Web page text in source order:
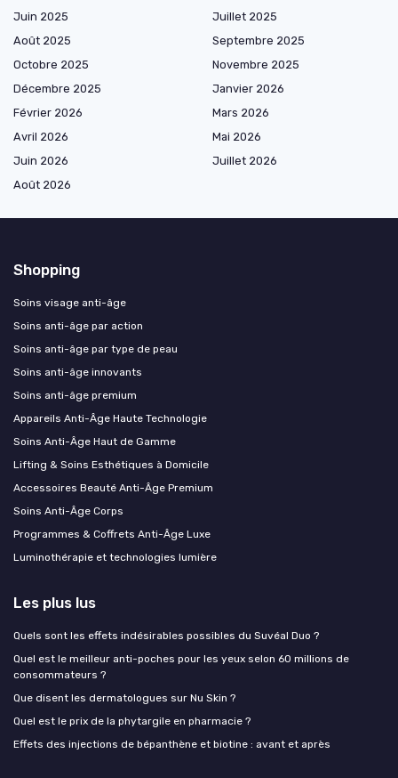
Juin 2025
Juillet 2025
Août 2025
Septembre 2025
Octobre 2025
Novembre 2025
Décembre 2025
Janvier 2026
Février 2026
Mars 2026
Avril 2026
Mai 2026
Juin 2026
Juillet 2026
Août 2026
Shopping
Soins visage anti-âge
Soins anti-âge par action
Soins anti-âge par type de peau
Soins anti-âge innovants
Soins anti-âge premium
Appareils Anti-Âge Haute Technologie
Soins Anti-Âge Haut de Gamme
Lifting & Soins Esthétiques à Domicile
Accessoires Beauté Anti-Âge Premium
Soins Anti-Âge Corps
Programmes & Coffrets Anti-Âge Luxe
Luminothérapie et technologies lumière
Les plus lus
Quels sont les effets indésirables possibles du Suvéal Duo ?
Quel est le meilleur anti-poches pour les yeux selon 60 millions de
consommateurs ?
Que disent les dermatologues sur Nu Skin ?
Quel est le prix de la phytargile en pharmacie ?
Effets des injections de bépanthène et biotine : avant et après